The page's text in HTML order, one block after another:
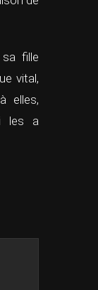
fille
vital,
elles,
les a